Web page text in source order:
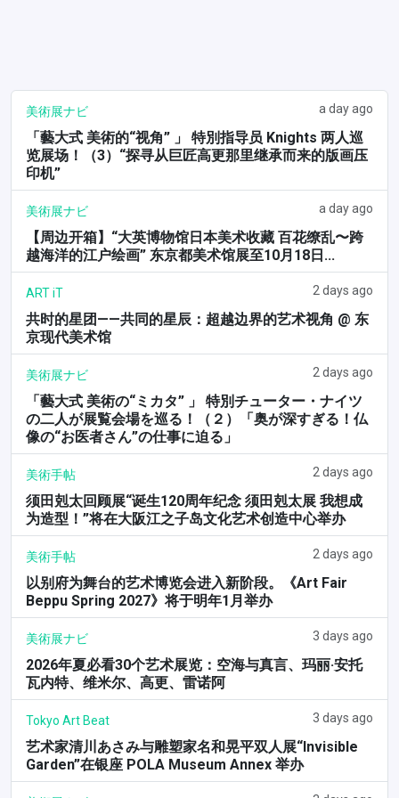
美術展ナビ a day ago
「藝大式 美術的“视角” 」 特別指导员 Knights 两人巡
览展场！（3）“探寻从巨匠高更那里继承而来的版画压
印机”
美術展ナビ a day ago
【周边开箱】“大英博物馆日本美术收藏 百花缭乱〜跨
越海洋的江户绘画” 东京都美术馆展至10月18日...
ART iT 2 days ago
共时的星团——共同的星辰：超越边界的艺术视角 @ 东
京现代美术馆
美術展ナビ 2 days ago
「藝大式 美術の“ミカタ” 」 特別チューター・ナイツ
の二人が展覧会場を巡る！（２）「奥が深すぎる！仏
像の“お医者さん”の仕事に迫る」
美術手帖 2 days ago
须田剋太回顾展“诞生120周年纪念 须田剋太展 我想成
为造型！”将在大阪江之子岛文化艺术创造中心举办
美術手帖 2 days ago
以别府为舞台的艺术博览会进入新阶段。《Art Fair
Beppu Spring 2027》将于明年1月举办
美術展ナビ 3 days ago
2026年夏必看30个艺术展览：空海与真言、玛丽·安托
瓦内特、维米尔、高更、雷诺阿
Tokyo Art Beat 3 days ago
艺术家清川あさみ与雕塑家名和晃平双人展“Invisible
Garden”在银座 POLA Museum Annex 举办